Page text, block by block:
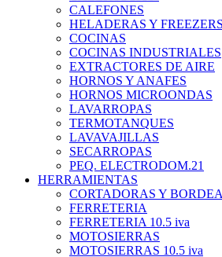
CALEFONES
HELADERAS Y FREEZERS
COCINAS
COCINAS INDUSTRIALES
EXTRACTORES DE AIRE
HORNOS Y ANAFES
HORNOS MICROONDAS
LAVARROPAS
TERMOTANQUES
LAVAVAJILLAS
SECARROPAS
PEQ. ELECTRODOM.21
HERRAMIENTAS
CORTADORAS Y
FERRETERIA
FERRETERIA 10.5 iva
MOTOSIERRAS
MOTOSIERRAS 10.5 iva